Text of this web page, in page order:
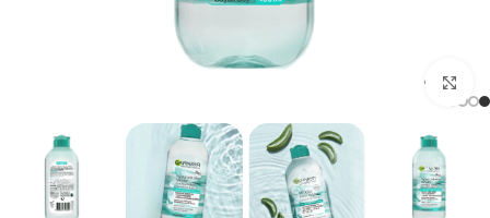
برای بزرگنمایی کلیک کنید